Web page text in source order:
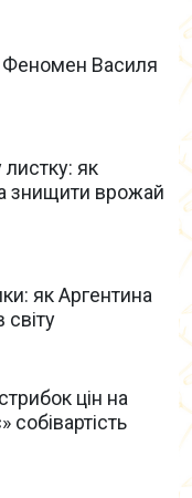
Феномен Василя
як
знищити врожай
як Аргентина
світу
цін на